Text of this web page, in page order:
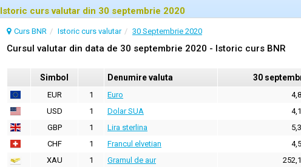
Istoric curs valutar din 30 septembrie 2020
Curs BNR Istoric curs valutar 30 Septembrie 2020
Cursul valutar din data de 30 septembrie 2020 - Istoric curs BNR
Simbol Denumire valuta 30
EUR 1 Euro
USD
1 Dolar SUA
GBP
1 Lira sterlina
CHF
1 Francul elvetian
XAU
1 Gramul de aur